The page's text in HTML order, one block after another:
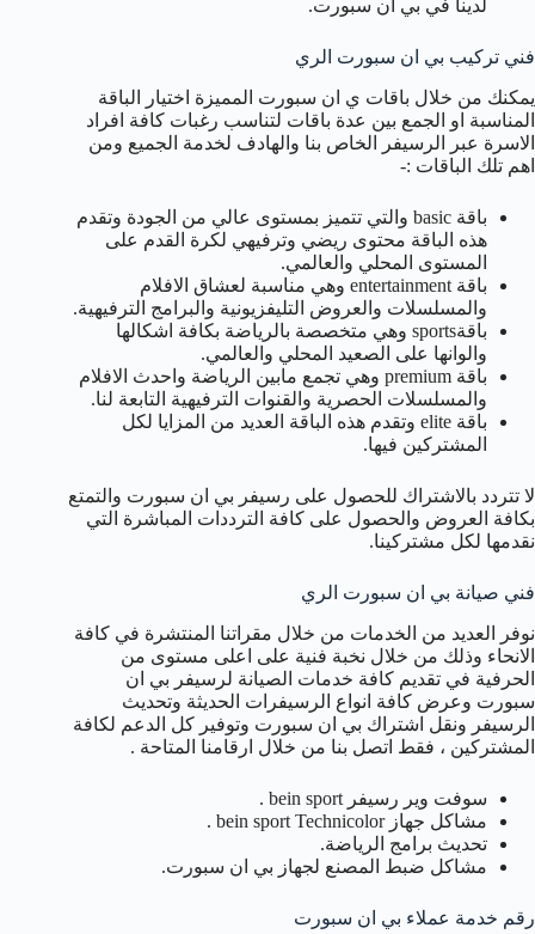
لدينا في بي ان سبورت.
فني تركيب بي ان سبورت الري
يمكنك من خلال باقات ي ان سبورت المميزة اختيار الباقة
المناسبة او الجمع بين عدة باقات لتناسب رغبات كافة افراد
الاسرة عبر الرسيفر الخاص بنا والهادف لخدمة الجميع ومن
اهم تلك الباقات :-
باقة basic والتي تتميز بمستوى عالي من الجودة وتقدم
هذه الباقة محتوى ريضي وترفيهي لكرة القدم على
المستوى المحلي والعالمي.
باقة entertainment وهي مناسبة لعشاق الافلام
والمسلسلات والعروض التليفزيونية والبرامج الترفيهية.
باقةsports وهي متخصصة بالرياضة بكافة اشكالها
والوانها على الصعيد المحلي والعالمي.
باقة premium وهي تجمع مابين الرياضة واحدث الافلام
والمسلسلات الحصرية والقنوات الترفيهية التابعة لنا.
باقة elite وتقدم هذه الباقة العديد من المزايا لكل
المشتركين فيها.
لا تتردد بالاشتراك للحصول على رسيفر بي ان سبورت والتمتع
بكافة العروض والحصول على كافة الترددات المباشرة التي
نقدمها لكل مشتركينا.
فني صيانة بي ان سبورت الري
نوفر العديد من الخدمات من خلال مقراتنا المنتشرة في كافة
الانحاء وذلك من خلال نخبة فنية على اعلى مستوى من
الحرفية في تقديم كافة خدمات الصيانة لرسيفر بي ان
سبورت وعرض كافة انواع الرسيفرات الحديثة وتحديث
الرسيفر ونقل اشتراك بي ان سبورت وتوفير كل الدعم لكافة
المشتركين ، فقط اتصل بنا من خلال ارقامنا المتاحة .
سوفت وير رسيفر bein sport .
مشاكل جهاز bein sport Technicolor .
تحديث برامج الرياضة.
مشاكل ضبط المصنع لجهاز بي ان سبورت.
رقم خدمة عملاء بي ان سبورت